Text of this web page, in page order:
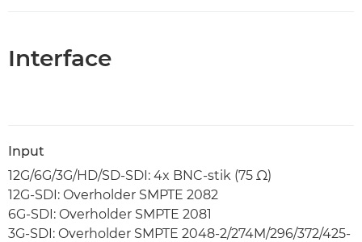
Interface
Input
12G/6G/3G/HD/SD-SDI: 4x BNC-stik (75 Ω)
12G-SDI: Overholder SMPTE 2082
6G-SDI: Overholder SMPTE 2081
3G-SDI: Overholder SMPTE 2048-2/274M/296/372/425-